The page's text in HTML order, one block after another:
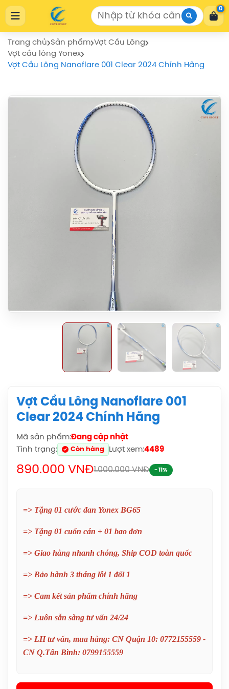
Cửa Hàng Thể Thao COVISPORT
Cửa Hàng Thể Thao COVISPORT
0772155559
https://covisport.com/
0
Trang chủ Sản phẩm Vợt Cầu Lông
Vợt cầu lông Yonex
Vợt Cầu Lông Nanoflare 001 Clear 2024 Chính Hãng
Vợt Cầu Lông Nanoflare 001
Clear 2024 Chính Hãng
Mã sản phẩm:Đang cập nhật
Tình trạng:
Còn hàng Lượt xem:4489
890.000 VNĐ1.000.000 VNĐ - 11%
=> Tặng 01 cước đan Yonex BG65
=> Tặng 01 cuốn cán + 01 bao đơn
=> Giao hàng nhanh chóng, Ship COD toàn quốc
=> Bảo hành 3 tháng lỗi 1 đổi 1
=> Cam kết sản phẩm chính hãng
=> Luôn sẵn sàng tư vấn 24/24
=> LH tư vấn, mua hàng: CN Quận 10: 0772155559 -
CN Q.Tân Bình: 0799155559
(Black/Blue) Chính Hãng
Balo Cầu Lông Yonex Q014-324-2012
Chính Hãng